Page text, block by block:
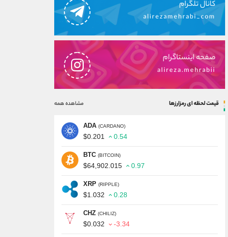
کانال تلگرام
alirezamehrabi_com
صفحه اینستاگرام
alireza.mehrabii
قیمت لحظه ای رمزارزها مشاهده همه
ADA (CARDANO)
$0.201 0.54
BTC (BITCOIN)
$64,902.015 0.97
XRP (RIPPLE)
$1.032 0.28
CHZ (CHILIZ)
$0.032 -3.34